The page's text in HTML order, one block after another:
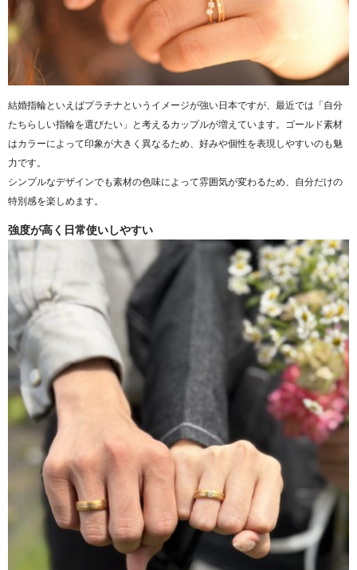
結婚指輪といえばプラチナというイメージが強い日本ですが、最近では「自分
たちらしい指輪を選びたい」と考えるカップルが増えています。ゴールド素材
はカラーによって印象が大きく異なるため、好みや個性を表現しやすいのも魅
力です。
シンプルなデザインでも素材の色味によって雰囲気が変わるため、自分だけの
特別感を楽しめます。
強度が高く日常使いしやすい